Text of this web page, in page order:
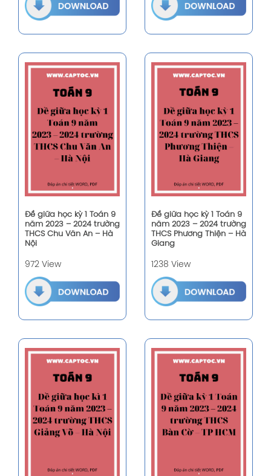
Đề giữa học kỳ 1 Toán 9
năm 2023 – 2024 trường
THCS Chu Văn An – Hà
Nội
972 View
Đề giữa học kỳ 1 Toán 9
năm 2023 – 2024 trường
THCS Phương Thiện – Hà
Giang
1238 View